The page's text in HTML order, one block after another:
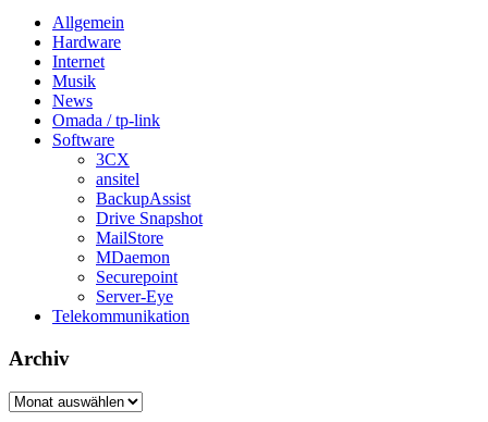
Allgemein
Hardware
Internet
Musik
News
Omada / tp-link
Software
3CX
ansitel
BackupAssist
Drive Snapshot
MailStore
MDaemon
Securepoint
Server-Eye
Telekommunikation
Archiv
Archiv